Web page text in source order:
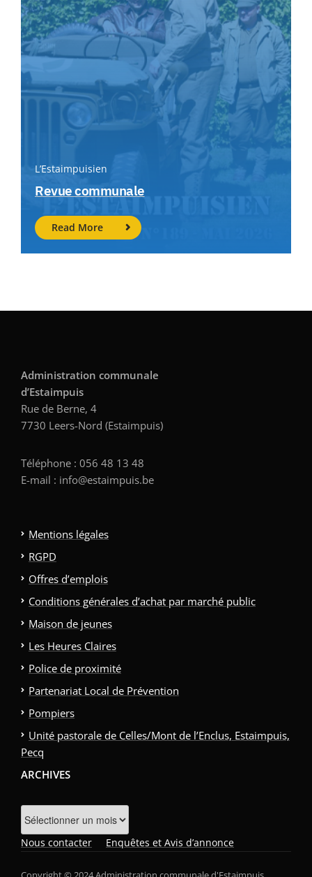
L’Estaimpuisien
Revue communale
Read More
Administration communale
d’Estaimpuis
Rue de Berne, 4
7730 Leers-Nord (Estaimpuis)
Téléphone : 056 48 13 48
E-mail : info@estaimpuis.be
Mentions légales
RGPD
Offres d’emplois
Conditions générales d’achat par marché public
Maison de jeunes
Les Heures Claires
Police de proximité
Partenariat Local de Prévention
Pompiers
Unité pastorale de Celles/Mont de l’Enclus, Estaimpuis,
Pecq
ARCHIVES
Nous contacter Enquêtes et Avis d’annonce